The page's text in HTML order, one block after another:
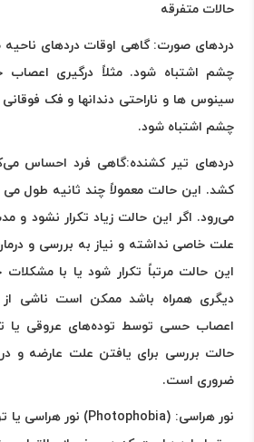
حالات متفرقه
دردهای صورت: گاهی اوقات دردهای
چشم اشتباه شود. مثلاً درگیری اعصاب
سینوس ها و ناراحتی دندانها و فک
چشم اشتباه شود.
دردهای تیر کشنده:گاهی فرد احساس
کشد. این حالت معمولاً چند ثانیه طول
می‌رود. اگر این حالت زیاد تکرار نشود و
علت خاصی نداشته و نیاز به بررسی و
این حالت مرتباً تکرار شود یا با
دیگری همراه باشد ممکن است ناشی
اعصاب حسی توسط توده‌های عروقی یا
حالت بررسی برای یافتن علت عارضه و
ضروری است.
نور هراسی:
(Photophobia) نور هراسی یا